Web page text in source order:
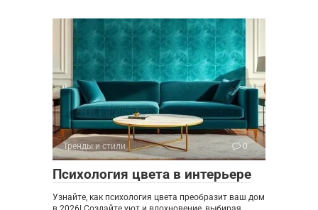
Тренды и стили 0
Психология цвета в интерьере
Узнайте, как психология цвета преобразит ваш дом